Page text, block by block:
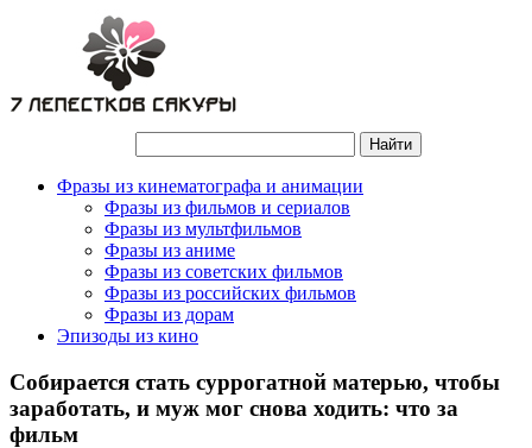
Фразы из кинематографа и анимации
Фразы из фильмов и сериалов
Фразы из мультфильмов
Фразы из аниме
Фразы из советских фильмов
Фразы из российских фильмов
Фразы из дорам
Эпизоды из кино
Собирается стать суррогатной матерью, чтобы
заработать, и муж мог снова ходить: что за
фильм